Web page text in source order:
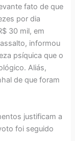
fato de que
por dia
30 mil, em
informou
psíquica que o
Aliás,
de que foram
justificam a
foi seguido